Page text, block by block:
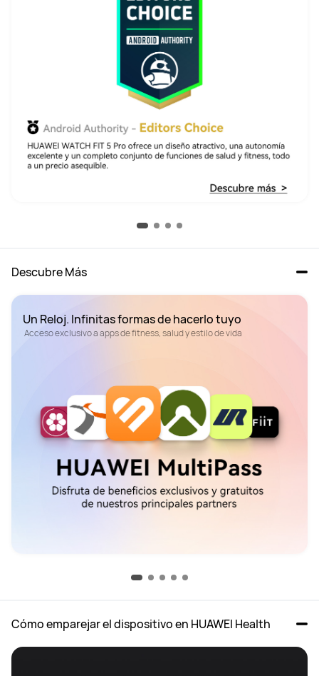
Descubre Más
Un Reloj. Infinitas formas de hacerlo tuyo
Acceso exclusivo a apps de fitness, salud y estilo de vida
Cómo emparejar el dispositivo en HUAWEI Health